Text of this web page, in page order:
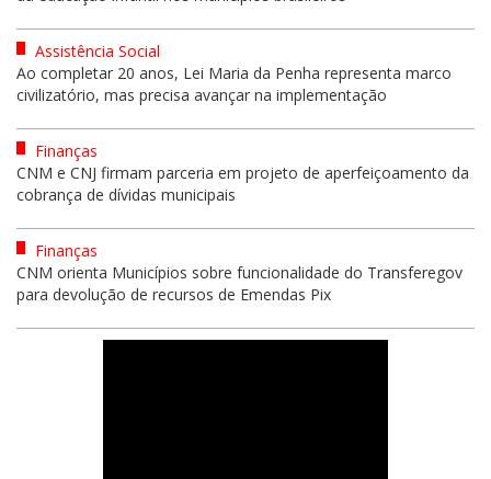
Assistência Social
Ao completar 20 anos, Lei Maria da Penha representa marco
civilizatório, mas precisa avançar na implementação
Finanças
CNM e CNJ firmam parceria em projeto de aperfeiçoamento da
cobrança de dívidas municipais
Finanças
CNM orienta Municípios sobre funcionalidade do Transferegov
para devolução de recursos de Emendas Pix